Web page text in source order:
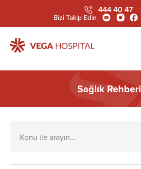
Bizi Takip Edin
444 40 47
Sağlık Rehberi